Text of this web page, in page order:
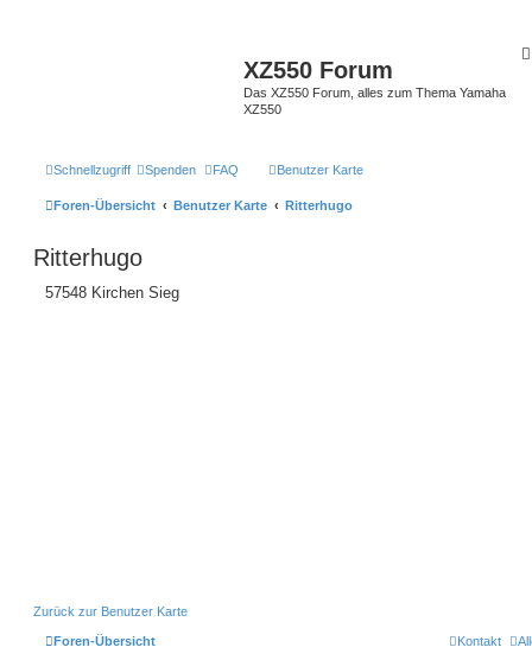
XZ550 Forum
Das XZ550 Forum, alles zum Thema Yamaha
XZ550
Schnellzugriff Spenden FAQ Benutzer Karte
Foren-Übersicht Benutzer Karte Ritterhugo
Ritterhugo
57548 Kirchen Sieg
Zurück zur Benutzer Karte
Foren-Übersicht Kontakt